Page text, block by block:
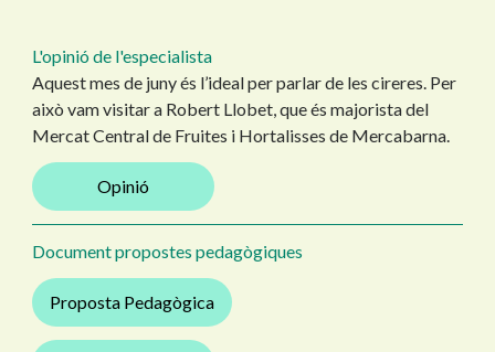
L'opinió de l'especialista
Aquest mes de juny és l’ideal per parlar de les cireres. Per
això vam visitar a Robert Llobet, que és majorista del
Mercat Central de Fruites i Hortalisses de Mercabarna.
Opinió
Document propostes pedagògiques
Proposta Pedagògica